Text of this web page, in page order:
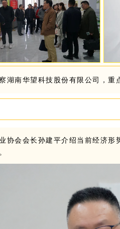
湖南华望科技股份有限公司，重
协会会长孙建平介绍 当前经济形
。